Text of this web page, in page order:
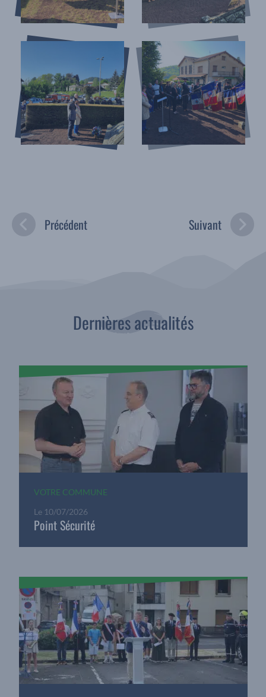
Précédent Suivant
Dernières actualités
VOTRE COMMUNE
Le 10/07/2026
Point Sécurité